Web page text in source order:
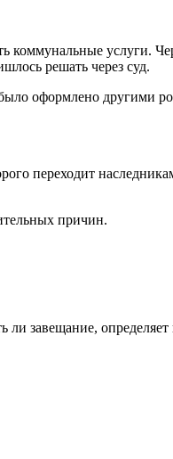
коммунальные услуги.
решать через суд.
оформлено другими
переходит
причин.
ли завещание,